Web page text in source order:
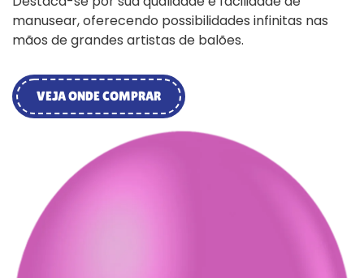
manusear, oferecendo possibilidades infinitas nas
mãos de grandes artistas de balões.
VEJA ONDE COMPRAR